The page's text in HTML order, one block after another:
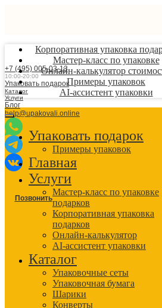
+7 (495) 005-03-13
10:00-20:00
Упаковать подарок
Каталог
Услуги
Блог
help@upakovali.online
Позвонить
Корпоративная упаковка
Мастер-класс по упаковке
Онлайн-калькулятор
Примеры упаковок
AI-ассистент упаковки
Упаковать подарок
Примеры упаковок
Главная
Услуги
Мастер-класс по упаковке
подарков
Корпоративная упаковка
подарков
Онлайн-калькулятор
AI-ассистент упаковки
Каталог
Упаковочные сеты
Упаковочная бумага
Шарики
Конверты